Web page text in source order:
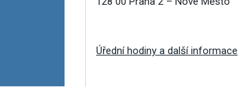
Úřední hodiny a další informace